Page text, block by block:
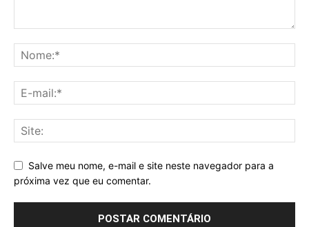
Salve meu nome, e-mail e site neste navegador para a
próxima vez que eu comentar.